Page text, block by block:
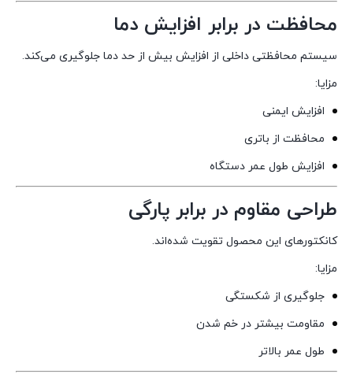
محافظت در برابر افزایش دما
سیستم محافظتی داخلی از افزایش بیش از حد دما جلوگیری می‌کند.
مزایا:
افزایش ایمنی
محافظت از باتری
افزایش طول عمر دستگاه
طراحی مقاوم در برابر پارگی
کانکتورهای این محصول تقویت شده‌اند.
مزایا:
جلوگیری از شکستگی
مقاومت بیشتر در خم شدن
طول عمر بالاتر